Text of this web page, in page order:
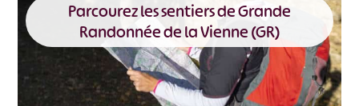
Parcourez les sentiers de Grande
Randonnée de la Vienne (GR)